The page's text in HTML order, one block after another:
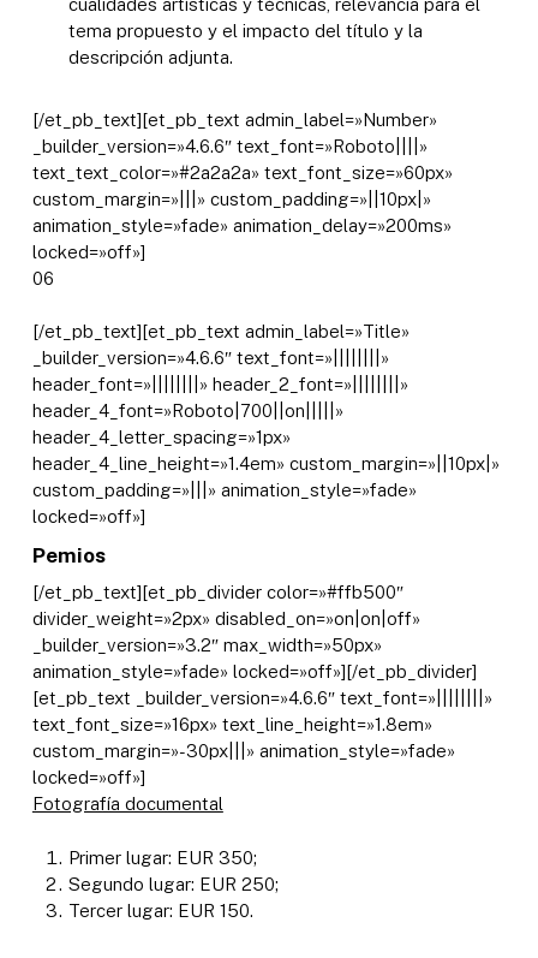
tema propuesto y el impacto del título y la
descripción adjunta.​
[/et_pb_text][et_pb_text admin_label=»Number»
_builder_version=»4.6.6″ text_font=»Roboto||||»
text_text_color=»#2a2a2a» text_font_size=»60px»
custom_margin=»|||» custom_padding=»||10px|»
animation_style=»fade» animation_delay=»200ms»
locked=»off»]
06
[/et_pb_text][et_pb_text admin_label=»Title»
_builder_version=»4.6.6″ text_font=»||||||||»
header_font=»||||||||» header_2_font=»||||||||»
header_4_font=»Roboto|700||on|||||»
header_4_letter_spacing=»1px»
header_4_line_height=»1.4em» custom_margin=»||10px|»
custom_padding=»|||» animation_style=»fade»
locked=»off»]
Pemios
[/et_pb_text][et_pb_divider color=»#ffb500″
divider_weight=»2px» disabled_on=»on|on|off»
_builder_version=»3.2″ max_width=»50px»
animation_style=»fade» locked=»off»][/et_pb_divider]
[et_pb_text _builder_version=»4.6.6″ text_font=»||||||||»
text_font_size=»16px» text_line_height=»1.8em»
custom_margin=»-30px|||» animation_style=»fade»
locked=»off»]
Fotografía documental
Primer lugar: EUR 350;
Segundo lugar: EUR 250;
Tercer lugar: EUR 150.